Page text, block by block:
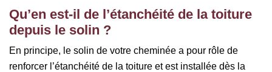
Qu’en est-il de l’étanchéité de la toiture
depuis le solin ?
En principe, le solin de votre cheminée a pour rôle de
renforcer l’étanchéité de la toiture et est installée dès la